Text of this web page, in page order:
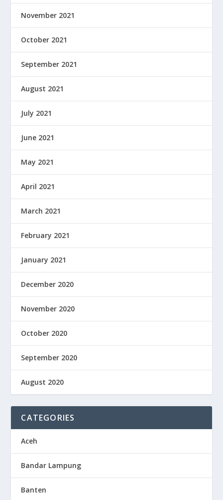
November 2021
October 2021
September 2021
August 2021
July 2021
June 2021
May 2021
April 2021
March 2021
February 2021
January 2021
December 2020
November 2020
October 2020
September 2020
August 2020
CATEGORIES
Aceh
Bandar Lampung
Banten